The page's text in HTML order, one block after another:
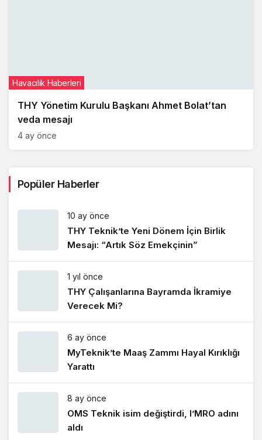
THY Yönetim Kurulu Başkanı Ahmet Bolat’tan
veda mesajı
Havacılık Haberleri
4 ay önce
Popüler Haberler
10 ay önce
THY Teknik’te Yeni Dönem İçin Birlik
Mesajı: “Artık Söz Emekçinin”
1 yıl önce
THY Çalışanlarına Bayramda İkramiye
Verecek Mi?
6 ay önce
MyTeknik’te Maaş Zammı Hayal Kırıklığı
Yarattı
8 ay önce
OMS Teknik isim değiştirdi, I’MRO adını
aldı